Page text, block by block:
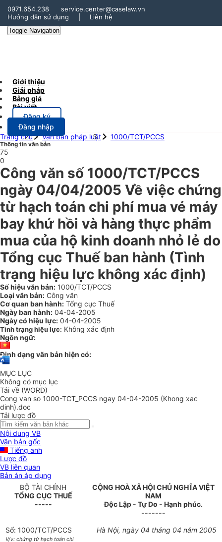
0971.654.238
service.center@caselaw.vn
Hướng dẫn sử dụng
Liên hệ
Toggle Navigation
Giới thiệu
Giải pháp
Bảng giá
Bài viết
Đăng ký
Đăng nhập
Trang chủ
Văn bản pháp luật 1000/TCT/PCCS
Thông tin văn bản
75
0
Công văn số 1000/TCT/PCCS
ngày 04/04/2005 Về việc chứng
từ hạch toán chi phí mua vé máy
bay khứ hồi và hàng thực phẩm
mua của hộ kinh doanh nhỏ lẻ do
Tổng cục Thuế ban hành (Tình
trạng hiệu lực không xác định)
Số hiệu văn bản: 1000/TCT/PCCS
Loại văn bản: Công văn
Cơ quan ban hành: Tổng cục Thuế
Ngày ban hành: 04-04-2005
Ngày có hiệu lực: 04-04-2005
Tình trạng hiệu lực: Không xác định
Ngôn ngữ:
Định dạng văn bản hiện có:
MỤC LỤC
Không có mục lục
Tải về (WORD)
Cong van so 1000-TCT_PCCS ngay 04-04-2005 (Khong xac
dinh).doc
Tải lược đồ
Nội dung VB
Văn bản gốc
Tiếng anh
Lược đồ
VB liên quan
Bản án áp dụng
BỘ TÀI CHÍNH
TỔNG CỤC THUẾ
-----
CỘNG HOÀ XÃ HỘI CHỦ NGHĨA VIỆT
NAM
Độc Lập - Tự Do - Hạnh phúc.
-------
Số: 1000/TCT/PCCS
V/v: chứng từ hạch toán chi
Hà Nội, ngày 04 tháng 04 năm 2005